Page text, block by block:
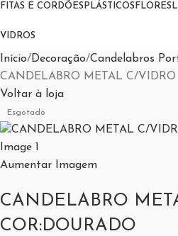
FITAS E CORDÕES PLÁSTICOS FLORES
VIDROS
Início Decoração Candelabros
CANDELABRO METAL C/VIDRO
Voltar à loja
Esgotado
Aumentar Imagem
CANDELABRO
COR:DOURADO